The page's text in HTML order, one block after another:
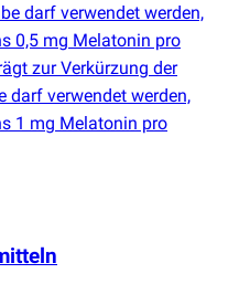
darf verwendet werden,
0,5 mg Melatonin pro
zur Verkürzung der
darf verwendet werden,
1 mg Melatonin pro